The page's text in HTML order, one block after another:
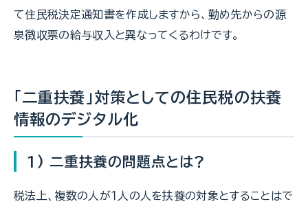
て住民税決定通知書を作成しますから、勤め先からの源
泉徴収票の給与収入と異なってくるわけです。
「二重扶養」対策としての住民税の扶養
情報のデジタル化
1) 二重扶養の問題点とは?
税法上、複数の人が１人の人を扶養の対象とすることはで